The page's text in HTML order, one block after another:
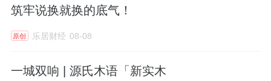
筑牢说换就换的底气！
原创 乐居财经 08-08
一城双响 | 源氏木语「新实木